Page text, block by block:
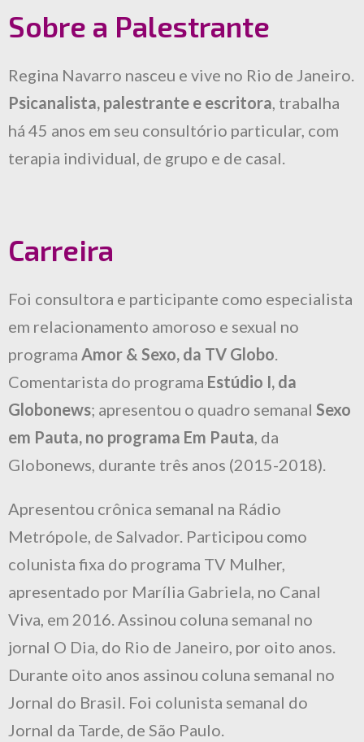
Sobre a Palestrante
Regina Navarro nasceu e vive no Rio de Janeiro.
Psicanalista, palestrante e escritora, trabalha
há 45 anos em seu consultório particular, com
terapia individual, de grupo e de casal.
Carreira
Foi consultora e participante como especialista
em relacionamento amoroso e sexual no
programa Amor & Sexo, da TV Globo.
Comentarista do programa Estúdio I, da
Globonews; apresentou o quadro semanal Sexo
em Pauta, no programa Em Pauta, da
Globonews, durante três anos (2015-2018).
Apresentou crônica semanal na Rádio
Metrópole, de Salvador. Participou como
colunista fixa do programa TV Mulher,
apresentado por Marília Gabriela, no Canal
Viva, em 2016. Assinou coluna semanal no
jornal O Dia, do Rio de Janeiro, por oito anos.
Durante oito anos assinou coluna semanal no
Jornal do Brasil. Foi colunista semanal do
Jornal da Tarde, de São Paulo.